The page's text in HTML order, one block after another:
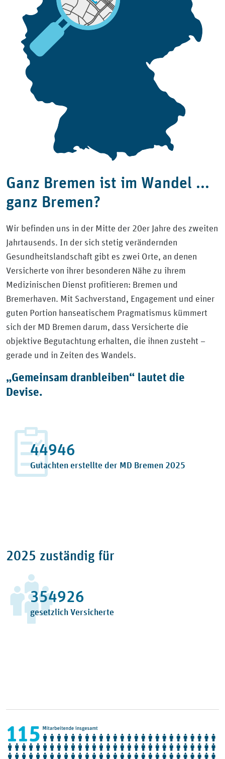
Ganz Bremen ist im Wandel ...
ganz Bremen?
Wir befinden uns in der Mitte der 20er Jahre des zweiten
Jahrtausends. In der sich stetig verändernden
Gesundheitslandschaft gibt es zwei Orte, an denen
Versicherte von ihrer besonderen Nähe zu ihrem
Medizinischen Dienst profitieren: Bremen und
Bremerhaven. Mit Sachverstand, Engagement und einer
guten Portion hanseatischem Pragmatismus kümmert
sich der MD Bremen darum, dass Versicherte die
objektive Begutachtung erhalten, die ihnen zusteht –
gerade und in Zeiten des Wandels.
„Gemeinsam dranbleiben“ lautet die
Devise.
48460
Gutachten erstellte der MD Bremen 2025
2025 zuständig für
387462
gesetzlich Versicherte